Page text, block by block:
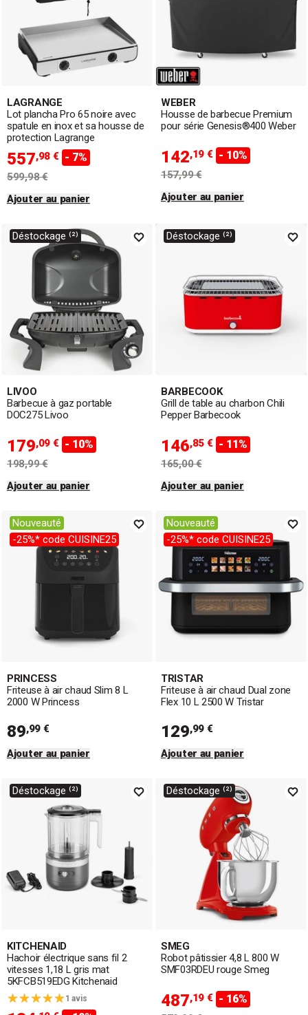
LAGRANGE
Lot plancha Pro 65 noire avec
spatule en inox et sa housse de
protection Lagrange
557,98 € - 7%
599,98 €
Ajouter au panier
WEBER
Housse de barbecue Premium
pour série Genesis®400 Weber
142,19 € - 10%
157,99 €
Ajouter au panier
Déstockage ⁽²⁾
LIVOO
Barbecue à gaz portable
DOC275 Livoo
179,09 € - 10%
198,99 €
Ajouter au panier
Déstockage ⁽²⁾
BARBECOOK
Grill de table au charbon Chili
Pepper Barbecook
146,85 € - 11%
165,00 €
Ajouter au panier
Nouveauté
-25%* code CUISINE25
PRINCESS
Friteuse à air chaud Slim 8 L
2000 W Princess
89,99 €
Ajouter au panier
Nouveauté
-25%* code CUISINE25
TRISTAR
Friteuse à air chaud Dual zone
Flex 10 L 2500 W Tristar
129,99 €
Ajouter au panier
Déstockage ⁽²⁾
KITCHENAID
Hachoir électrique sans fil 2
vitesses 1,18 L gris mat
5KFCB519EDG Kitchenaid
1 avis
Déstockage ⁽²⁾
SMEG
Robot pâtissier 4,8 L 800 W
SMF03RDEU rouge Smeg
487,19 € - 16%